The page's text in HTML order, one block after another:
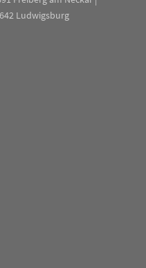
Ludwigsburg